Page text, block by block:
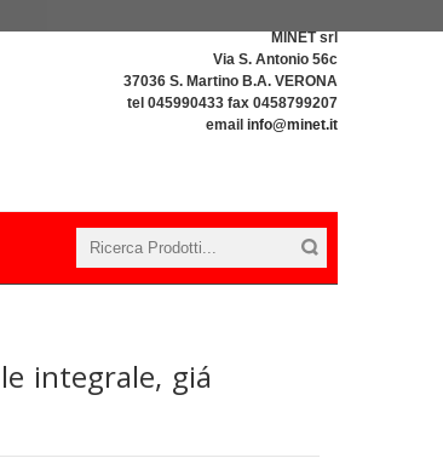
MINET srl
Via S. Antonio 56c
37036 S. Martino B.A. VERONA
tel 045990433 fax 0458799207
email info@minet.it
integrale, giá